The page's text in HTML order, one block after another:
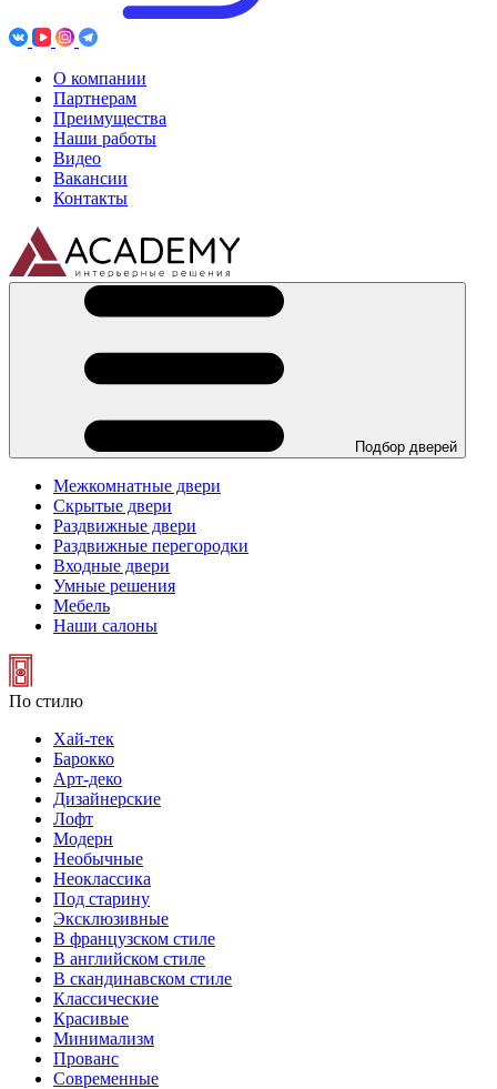
О компании
Партнерам
Преимущества
Наши работы
Видео
Вакансии
Контакты
Подбор дверей
Межкомнатные двери
Скрытые двери
Раздвижные двери
Раздвижные перегородки
Входные двери
Умные решения
Мебель
Наши салоны
По стилю
Хай-тек
Барокко
Арт-деко
Дизайнерские
Лофт
Модерн
Необычные
Неоклассика
Под старину
Эксклюзивные
В французском стиле
В английском стиле
В скандинавском стиле
Классические
Красивые
Минимализм
Прованс
Современные